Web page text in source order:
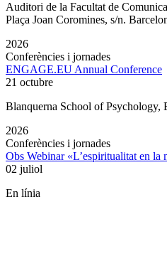
Auditori de la Facultat de
Plaça Joan Coromines, s/n.
2026
Conferències i jornades
ENGAGE.EU Annual Conference
21 octubre
Blanquerna School of Psychology,
2026
Conferències i jornades
Obs Webinar «L’espiritualitat en la
02 juliol
En línia